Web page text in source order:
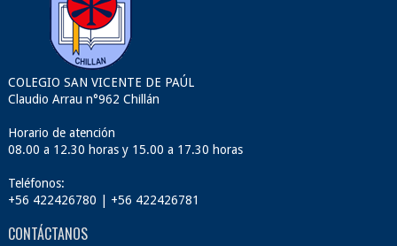
COLEGIO SAN VICENTE DE PAÚL
Claudio Arrau n°962 Chillán
Horario de atención
08.00 a 12.30 horas y 15.00 a 17.30 horas
Teléfonos:
+56 422426780 | +56 422426781
CONTÁCTANOS